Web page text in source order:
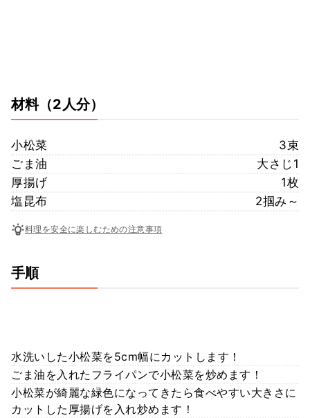
材料（2人分）
小松菜
3束
ごま油
大さじ1
厚揚げ
1枚
塩昆布
2掴み～
料理を安全に楽しむための注意事項
手順
水洗いした小松菜を5cm幅にカットします！
ごま油を入れたフライパンで小松菜を炒めます！
小松菜が綺麗な緑色になってきたら食べやすい大きさに
カットした厚揚げを入れ炒めます！